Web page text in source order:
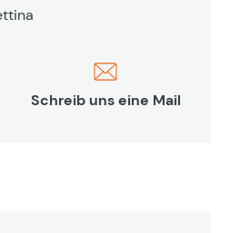
Schreib uns eine Mail